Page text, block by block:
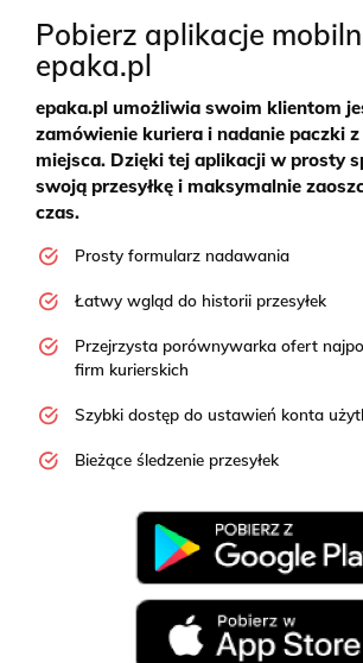
Pobierz aplikacje
epaka.pl
epaka.pl umożliwia swoim klientom
zamówienie kuriera i nadanie paczki
miejsca. Dzięki tej aplikacji w prosty
swoją przesyłkę i maksymalnie
czas.
Prosty formularz nadawania
Łatwy wgląd do historii przesyłek
Przejrzysta porównywarka ofert
firm kurierskich
Szybki dostęp do ustawień konta
Bieżące śledzenie przesyłek